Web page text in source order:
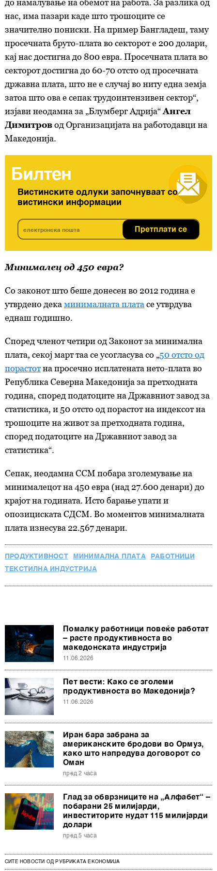
до намалување на обемот на работа. За разлика од
нас, има пазари каде што трошоците се
значително пониски. На пример Бангладеш, таму
просечната бруто-плата во секторот е 200 долари,
кај нас достигна до 800 евра. Просечната плата во
секторот достигна до 60-70 отсто од просечната
државна плата, што не е случај во ниту една земја
затоа што ова е сепак трудоинтензивен сектор“,
изјави неодамна за „Блумберг Адрија“Ангел
Димитровод Организацијата на работодавци на
Македонија.
Билтен
Вистинските одлуки започнуваат со
вистински информации
Претплати се
Минималец од 450 евра?
Со законот што беше донесен во 2012 година е
утврдено дека минималната плата се утврдува
еднаш годишно.
Според членот четири од Законот за минимална
плата, секој март таа се усогласува со „50 отсто од
порастотна просечно исплатената нето-плата во
Република Северна Македонија за претходната
година, според податоците на Државниот завод за
статистика, и 50 отсто од порастот на индексот на
трошоците на живот за претходната година,
според податоците на Државниот завод за
статистика“.
Сепак, неодамна ССМ побара зголемување на
минималецот на 450 евра (над 27.600 денари) до
крајот на годината. Исто барање упати и
опозициската СДСМ. Во моментов минималната
плата изнесува 22.567 денари.
ПРОДУКТИВНОСТ МИНИМАЛНА ПЛАТА
РАБОТНИЦИ
ТЕКСТИЛНА ИНДУСТРИЈА
Помалку работници повеќе работат
– расте продуктивноста во
македонската индустрија
11.06.2026
Пет вести: Како се зголеми
продуктивноста во Македонија?
11.06.2026
Иран бара забрана за
американските бродови во Ормуз,
како што напредува договорот со
Оман
пред 2 часа
Глад за обврзниците на „Алфабет“ –
побарани 25 милијарди,
инвеститорите нудат 115 милијарди
долари
пред 5 часа
СИТЕ НОВОСТИ ОД РУБРИКАТА ЕКОНОМИЈА